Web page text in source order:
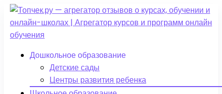
Дошкольное образование
Детские сады
Центры развития ребенка